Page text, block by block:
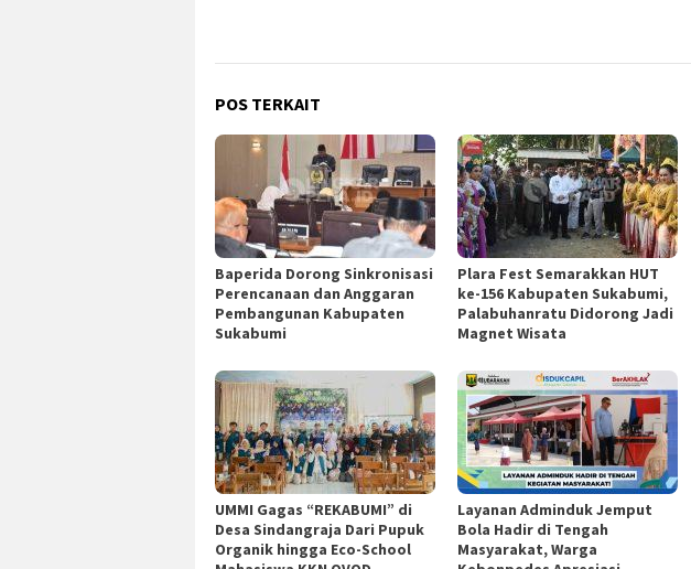
POS TERKAIT
Baperida Dorong Sinkronisasi
Perencanaan dan Anggaran
Pembangunan Kabupaten
Sukabumi
Plara Fest Semarakkan HUT
ke-156 Kabupaten Sukabumi,
Palabuhanratu Didorong Jadi
Magnet Wisata
UMMI Gagas “REKABUMI” di
Desa Sindangraja Dari Pupuk
Organik hingga Eco-School
Layanan Adminduk Jemput
Bola Hadir di Tengah
Masyarakat, Warga